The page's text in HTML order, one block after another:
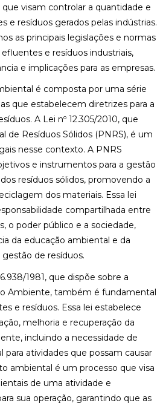
visam controlar a quantidade e
e resíduos gerados pelas indústrias.
as principais legislações e normas
e resíduos industriais,
e implicações para as empresas.
é composta por uma série
que estabelecem diretrizes para a
A Lei nº 12.305/2010, que
de Resíduos Sólidos (PNRS), é um
nesse contexto. A PNRS
e instrumentos para a gestão
resíduos sólidos, promovendo a
dos materiais. Essa lei
compartilhada entre
o poder público e a sociedade,
da educação ambiental e da
de resíduos.
1981, que dispõe sobre a
Ambiente, também é fundamental
e resíduos. Essa lei estabelece
melhoria e recuperação da
incluindo a necessidade de
atividades que possam causar
ambiental é um processo que visa
de uma atividade e
sua operação, garantindo que as